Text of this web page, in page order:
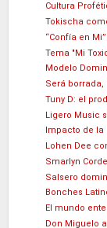
Cultura
Tokischa
“Confía en
Tema "Mi
Modelo
Será borrada,
Tuny D: el
Ligero Music
Impacto de
Lohen Dee
Smarlyn
Salsero
Bonches
El mundo
Don Miguelo